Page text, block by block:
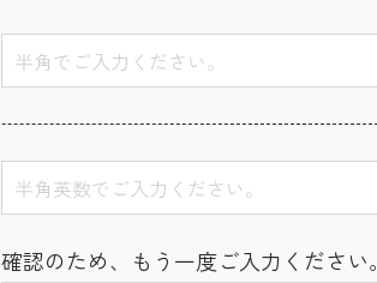
確認のため、もう一度ご入力ください。